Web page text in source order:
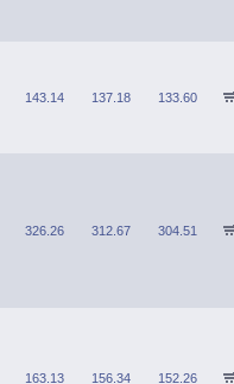
143.14 137.18 133.60
326.26 312.67 304.51
163.13 156.34 152.26